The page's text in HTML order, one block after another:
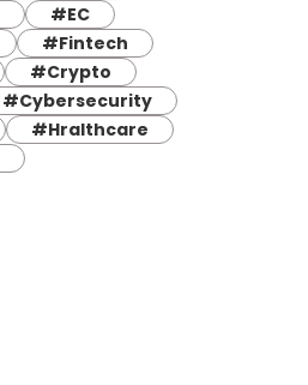
#EC
#Fintech
#Crypto
#Cybersecurity
#Hralthcare